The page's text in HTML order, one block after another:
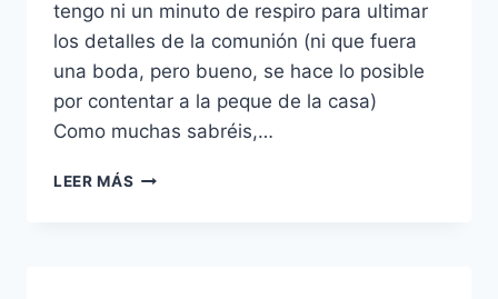
tengo ni un minuto de respiro para ultimar
los detalles de la comunión (ni que fuera
una boda, pero bueno, se hace lo posible
por contentar a la peque de la casa)
Como muchas sabréis,…
LEER MÁS